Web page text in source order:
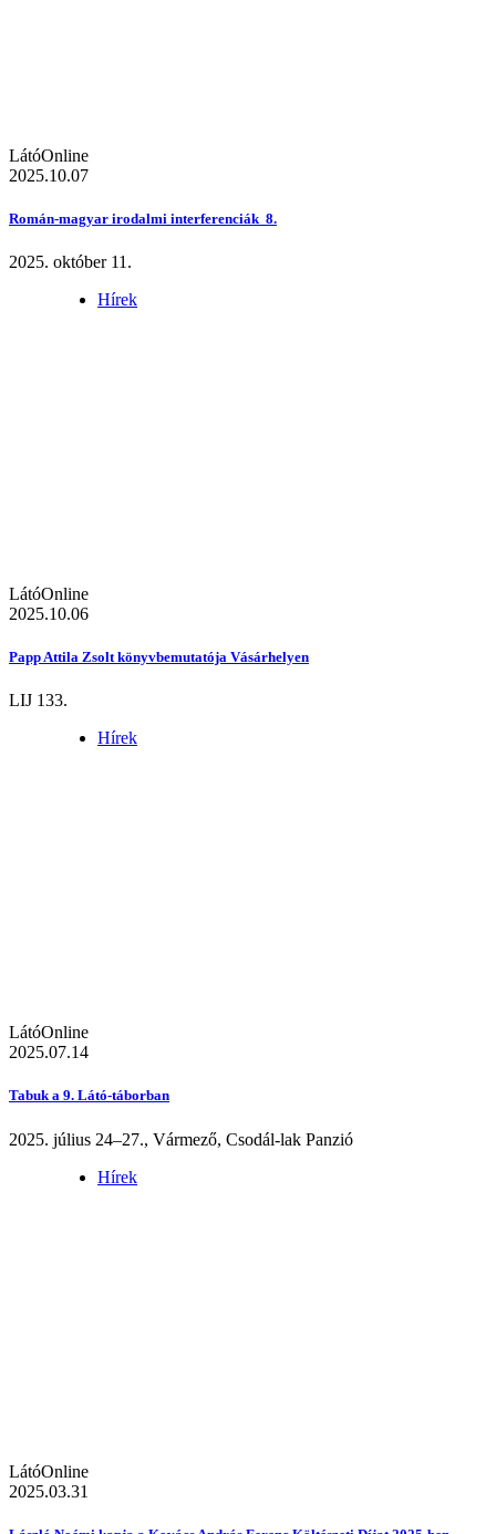
LátóOnline
2025.10.07
Román-magyar irodalmi interferenciák 8.
2025. október 11.
Hírek
LátóOnline
2025.10.06
Papp Attila Zsolt könyvbemutatója Vásárhelyen
LIJ 133.
Hírek
LátóOnline
2025.07.14
Tabuk a 9. Látó-táborban
2025. július 24–27., Vármező, Csodál-lak Panzió
Hírek
LátóOnline
2025.03.31